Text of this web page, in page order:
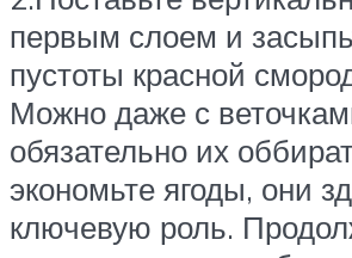
первым слоем и
пустоты красной
Можно даже с
обязательно их
экономьте ягоды, они
ключевую роль.